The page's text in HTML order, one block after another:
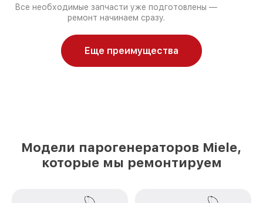
Все необходимые запчасти уже подготовлены —
ремонт начинаем сразу.
Еще преимущества
Модели парогенераторов Miele,
которые мы ремонтируем